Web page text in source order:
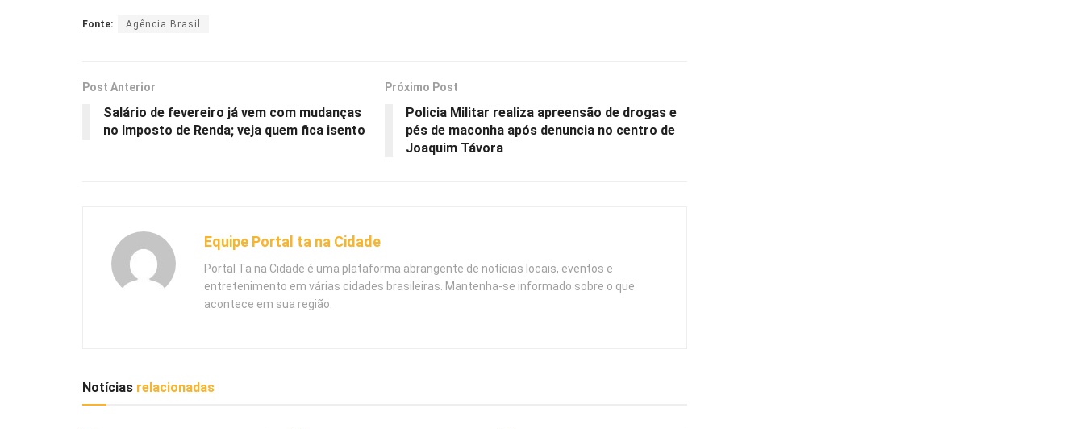
Fonte: Agência Brasil
Post Anterior
Salário de fevereiro já vem com mudanças
no Imposto de Renda; veja quem fica isento
Próximo Post
Policia Militar realiza apreensão de drogas e
pés de maconha após denuncia no centro de
Joaquim Távora
Equipe Portal ta na Cidade
Portal Ta na Cidade é uma plataforma abrangente de notícias locais, eventos e
entretenimento em várias cidades brasileiras. Mantenha-se informado sobre o que
acontece em sua região.
Notícias relacionadas